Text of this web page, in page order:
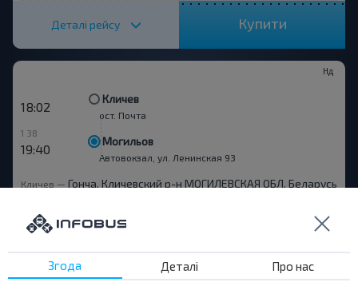
Деталі рейсу Купити
Нд
18:02
Кличев
ост. Почта
1 38
19:40
Могильов
Автовокзал, ул. Ленинская 93
Кличев — Гонча, Кличевский р-н МОГИЛЕВСКАЯ ОБЛ. Беларусь
Беларусь
МОГИЛЕВСКАЯ ОБЛ.—
Деталі рейсу Купити
Згода Деталі Про нас